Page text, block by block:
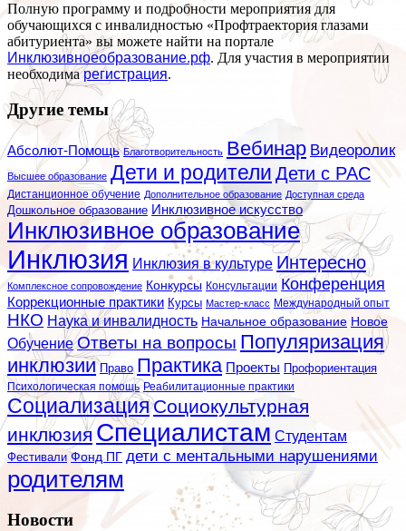
Полную программу и подробности мероприятия для
обучающихся с инвалидностью «Профтраектория глазами
абитуриента» вы можете найти на портале
Инклюзивноеобразование.рф. Для участия в мероприятии
необходимарегистрация.
Другие темы
Абсолют-Помощь Благотворительность Вебинар Видеоролик
Высшее образование Дети и родители Дети с РАС
Дистанционное обучение Дополнительное образование Доступная среда
Дошкольное образование Инклюзивное искусство
Инклюзивное образование
Инклюзия Инклюзия в культуре Интересно
Комплексное сопровождение Конкурсы Консультации Конференция
Коррекционные практики Курсы Мастер-класс Международный опыт
НКО Наука и инвалидность Начальное образование Новое
Обучение Ответы на вопросы Популяризация
инклюзии Право Практика Проекты Профориентация
Психологическая помощь Реабилитационные практики
СоциализацияСоциокультурная
инклюзия Специалистам Студентам
Фестивали Фонд ПГ дети с ментальными нарушениями
родителям
Новости